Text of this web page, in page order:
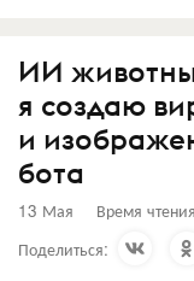
ИИ
я создаю
и
бота
13 Мая Время
Поделиться: